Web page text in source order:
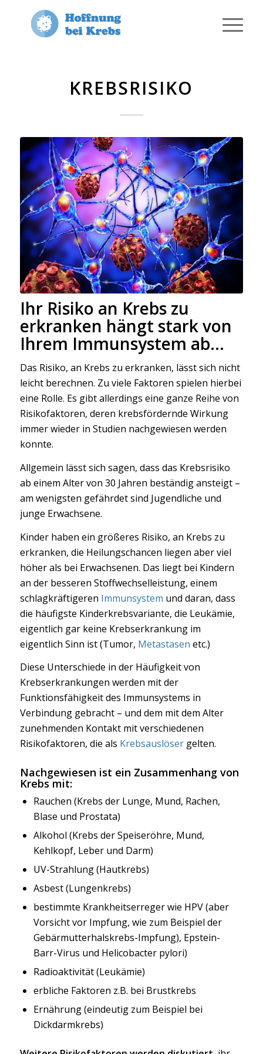
KREBSRISIKO
Ihr Risiko an Krebs zu
erkranken hängt stark von
Ihrem Immunsystem ab…
Das Risiko, an Krebs zu erkranken, lässt sich nicht
leicht berechnen. Zu viele Faktoren spielen hierbei
eine Rolle. Es gibt allerdings eine ganze Reihe von
Risikofaktoren, deren krebsfördernde Wirkung
immer wieder in Studien nachgewiesen werden
konnte.
Allgemein lässt sich sagen, dass das Krebsrisiko
ab einem Alter von 30 Jahren beständig ansteigt –
am wenigsten gefährdet sind Jugendliche und
junge Erwachsene.
Kinder haben ein größeres Risiko, an Krebs zu
erkranken, die Heilungschancen liegen aber viel
höher als bei Erwachsenen. Das liegt bei Kindern
an der besseren Stoffwechselleistung, einem
schlagkräftigeren Immunsystem und daran, dass
die häufigste Kinderkrebsvariante, die Leukämie,
eigentlich gar keine Krebserkrankung im
eigentlich Sinn ist (Tumor, Metastasen etc.)
Diese Unterschiede in der Häufigkeit von
Krebserkrankungen werden mit der
Funktionsfähigkeit des Immunsystems in
Verbindung gebracht – und dem mit dem Alter
zunehmenden Kontakt mit verschiedenen
Risikofaktoren, die als Krebsauslösergelten.
Nachgewiesen ist ein Zusammenhang von
Krebs mit:
Rauchen (Krebs der Lunge, Mund, Rachen,
Blase und Prostata)
Alkohol (Krebs der Speiseröhre, Mund,
Kehlkopf, Leber und Darm)
UV-Strahlung (Hautkrebs)
Asbest (Lungenkrebs)
bestimmte Krankheitserreger wie HPV (aber
Vorsicht vor Impfung, wie zum Beispiel der
Gebärmutterhalskrebs-Impfung), Epstein-
Barr-Virus und Helicobacter pylori)
Radioaktivität (Leukämie)
erbliche Faktoren z.B. bei Brustkrebs
Ernährung (eindeutig zum Beispiel bei
Dickdarmkrebs)